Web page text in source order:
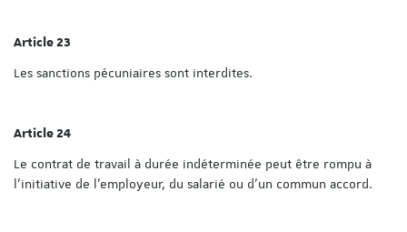
Article 23
Les sanctions pécuniaires sont interdites.
Article 24
Le contrat de travail à durée indéterminée peut être rompu à
l'initiative de l'employeur, du salarié ou d'un commun accord.